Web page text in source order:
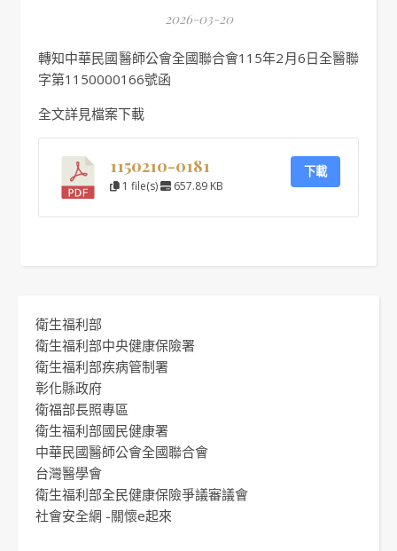
2026-03-20
轉知中華民國醫師公會全國聯合會115年2月6日全醫聯
字第1150000166號函
全文詳見檔案下載
1150210-0181
1 file(s) 657.89 KB
下載
衛生福利部
衛生福利部中央健康保險署
衛生福利部疾病管制署
彰化縣政府
衛福部長照專區
衛生福利部國民健康署
中華民國醫師公會全國聯合會
台灣醫學會
衛生福利部全民健康保險爭議審議會
社會安全網 -關懷e起來